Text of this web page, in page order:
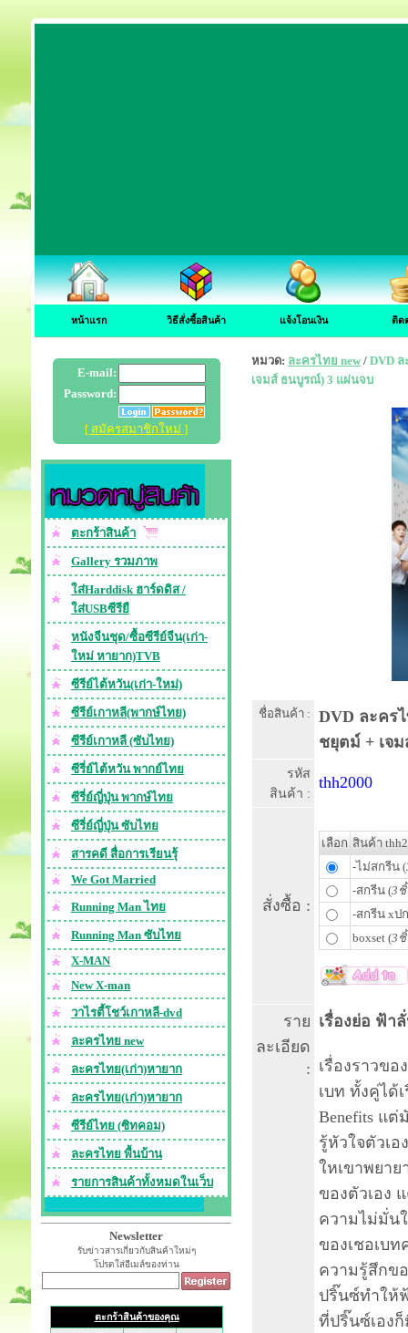
หน้าแรก วิธีสั่งซื้อสินค้า แจ้งโอนเงิน ติด
E-mail:
Password:
[ สมัครสมาชิกใหม่ ]
ตะกร้าสินค้า
Gallery รวมภาพ
ใส่Harddisk ฮาร์ดดิส /
ใส่USBซีรียื
หนังจีนชุด/ซื้อซีรีย์จีน(เก่า-
ใหม่ หายาก)TVB
ซีรีย์ไต้หวัน(เก่า-ใหม่)
ซีรีย์เกาหลี(พากษ์ไทย)
ซีรีย์เกาหลี (ซับไทย)
ซีรี่ย์ไต้หวัน พากย์ไทย
ซีรี่ย์ญี่ปุ่น พากษ์ไทย
ซีรี่ย์ญี่ปุ่น ซับไทย
สารคดี สื่อการเรียนรุ้
We Got Married
Running Man ไทย
Running Man ซับไทย
X-MAN
New X-man
วาไรตี้โชว์เกาหลี-dvd
ละครไทย new
ละครไทย(เก่า)หายาก
ละครไทย(เก่า)หายาก
ซีรีย์ไทย (ซิทคอม)
ละครไทย พื้นบ้าน
รายการสินค้าทั้งหมดในเว็บ
Newsletter
รับข่าวสารเกี่ยวกับสินค้าใหม่ๆ
โปรดใส่อีเมล์ของท่าน
หมวด: ละครไทย new / DVD
เจมส์ ธนบูรณ์) 3 แผ่นจบ
ชื่อสินค้า :
DVD ละคร
ชยุตม์ + เจ
รหัส
สินค้า :
thh2000
สั่งซื้อ :
เลือก สินค้า
-ไม่สกรีน (
-สกรีน (3
-สกรีน xป
boxset (3
ราย
ละเอียด
:
เรื่องย่อ ฟ้า
เรื่องราวข
เบท ทั้งคู่ได้
Benefits แ
รู้หัวใจตัวเ
ใหเขาพยา
ของตัวเอง
ความไม่มั่น
ของเชอเบ
ความรู้สึกข
ปริ๊นซ์ทำให้
ที่ปริ๊นซ์เอง